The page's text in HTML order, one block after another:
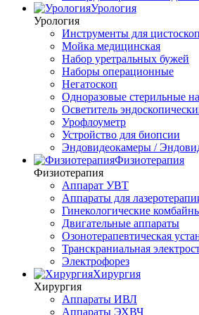
Урология
Урология
Инструменты для
Мойка медицинская
Набор уретральных бужей
Наборы операционные
Негатоскоп
Одноразовые стерильные
Осветитель
Урофлоуметр
Устройство для биопсии
Эндовидеокамеры /
Физиотерапия
Физиотерапия
Аппарат УВТ
Аппараты для
Гинекологические
Двигательные аппараты
Озонотерапевтическая
Транскраниальная
Электрофорез
Хирургия
Хирургия
Аппараты ИВЛ
Аппараты ЭХВЧ